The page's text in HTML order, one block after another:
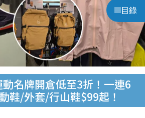
目錄
名牌開倉低至3折！一連6
鞋/外套/行山鞋$99起！